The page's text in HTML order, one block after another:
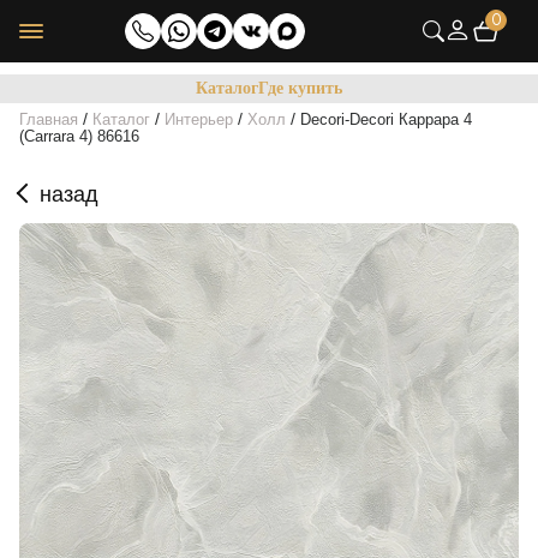
0
КаталогГде купить
Главная / Каталог / Интерьер / Холл / Decori-Decori Каррара 4
(Carrara 4) 86616
назад